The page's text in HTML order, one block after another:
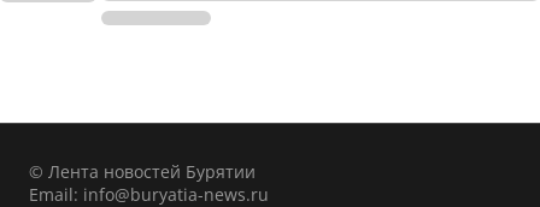
© Лента новостей Бурятии
Email: info@buryatia-news.ru